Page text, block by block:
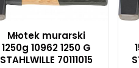
Młotek murarski
1250g 10962 1250 G
STAHLWILLE 70111015